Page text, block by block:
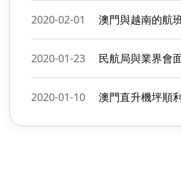
2020-02-01 澳門與越南的航
2020-01-23 民航局與業界會
2020-01-10 澳門直升機坪順